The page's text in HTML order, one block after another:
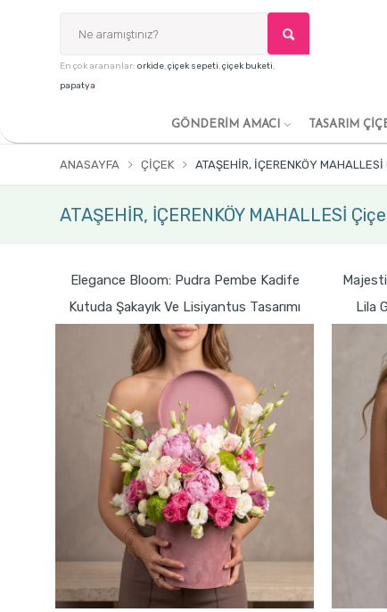
En çok arananlar: orkide,çiçek sepeti,çiçek buketi,
papatya
GÖNDERİM AMACI TASARIM
ANASAYFA ÇIÇEK ATAŞEHİR, İÇERENKÖY MAHALLESİ
ATAŞEHİR, İÇERENKÖY MAHALLESİ
Elegance Bloom: Pudra Pembe Kadife
Kutuda Şakayık Ve Lisiyantus Tasarımı
Lila